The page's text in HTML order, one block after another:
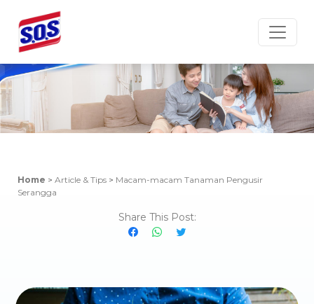
Home > Article & Tips > Macam-macam Tanaman Pengusir
Serangga
Share This Post: